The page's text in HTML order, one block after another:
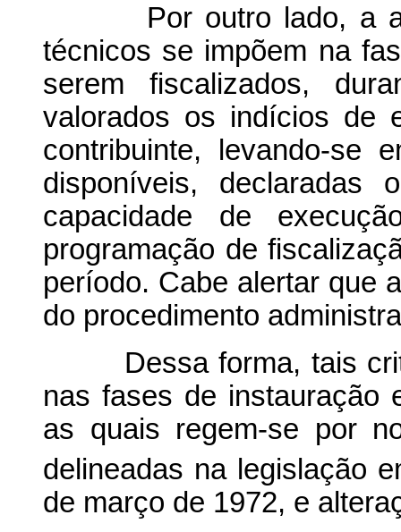
Por outro lado, a
técnicos se impõem na
serem fiscalizados,
valorados os indícios de
contribuinte, levando-se
disponíveis,
capacidade de
programação de
período. Cabe alertar que
do procedimento
Dessa forma, tais
nas fases de instauração
as quais regem-se por
delineadas na legislação
de março de 1972, e